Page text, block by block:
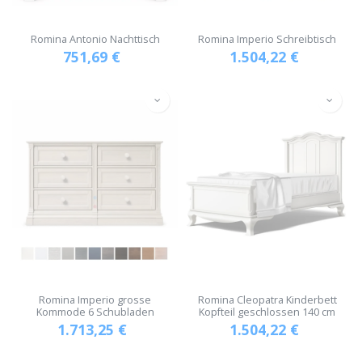
Romina Antonio Nachttisch
751,69 €
Romina Imperio Schreibtisch
1.504,22€
Romina Imperio grosse
Kommode 6 Schubladen
1.713,25 €
Romina Cleopatra Kinderbett
Kopfteil geschlossen 140 cm
1.504,22€